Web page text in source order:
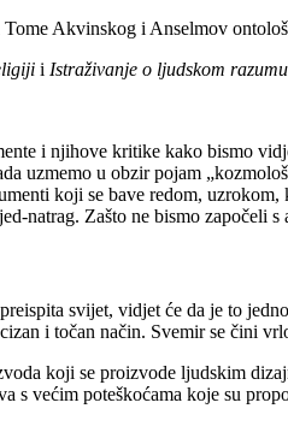
Akvinskog i Anselmov
i Istraživanje o ljudskom razumu
i njihove kritike kako bismo
uzmemo u obzir pojam
koji se bave redom,
natrag. Zašto ne bismo započeli
svijet, vidjet će da je to
i točan način. Svemir se čini
koji se proizvode ljudskim
s većim poteškoćama koje su